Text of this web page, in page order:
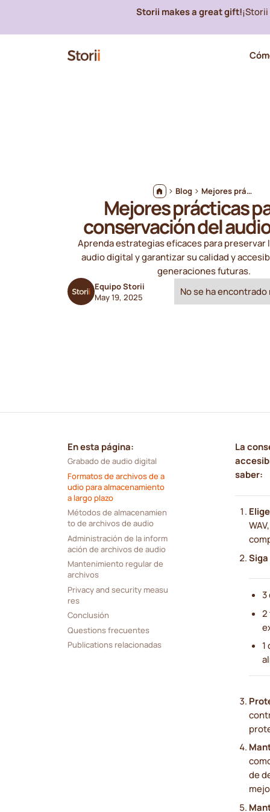
Storii makes a great gift!
Blog Mejores prácticas para la conservación del audio digital
Mejores prácticas
conservación del
Aprenda estrategias eficaces para preservar
audio digital y garantizar su calidad y
generaciones futuras.
Equipo Storii
May 19, 2025
No se ha
En esta página:
Grabado de audio digital
Formatos de archivos de a
udio para almacenamiento
a largo plazo
Métodos de almacenamien
to de archivos de audio
Administración de la inform
ación de archivos de audio
Mantenimiento regular de
archivos
Privacy and security measu
res
Conclusión
Questions frecuentes
Publications relacionadas
La
saber:
Siga
3
2
1
de